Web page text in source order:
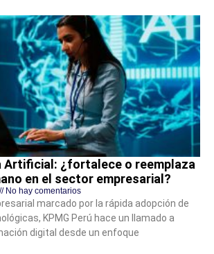
Artificial: ¿fortalece o reemplaza
en el sector empresarial?
No hay comentarios
marcado por la rápida adopción de
KPMG Perú hace un llamado a
digital desde un enfoque